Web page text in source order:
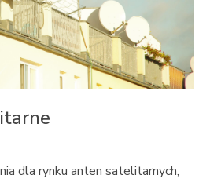
dla rynku anten satelitarnych,